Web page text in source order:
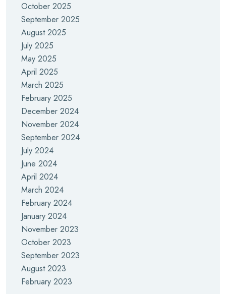
October 2025
September 2025
August 2025
July 2025
May 2025
April 2025
March 2025
February 2025
December 2024
November 2024
September 2024
July 2024
June 2024
April 2024
March 2024
February 2024
January 2024
November 2023
October 2023
September 2023
August 2023
February 2023